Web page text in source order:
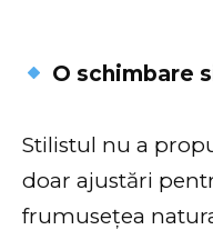
O schimbare
Stilistul nu a
doar ajustări
frumusețea